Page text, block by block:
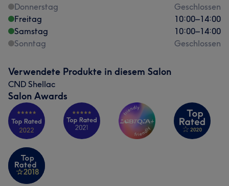
Donnerstag
Geschlossen
Freitag
10:00–14:00
Samstag
10:00–14:00
Sonntag
Geschlossen
Verwendete Produkte in diesem Salon
CND Shellac
Salon Awards